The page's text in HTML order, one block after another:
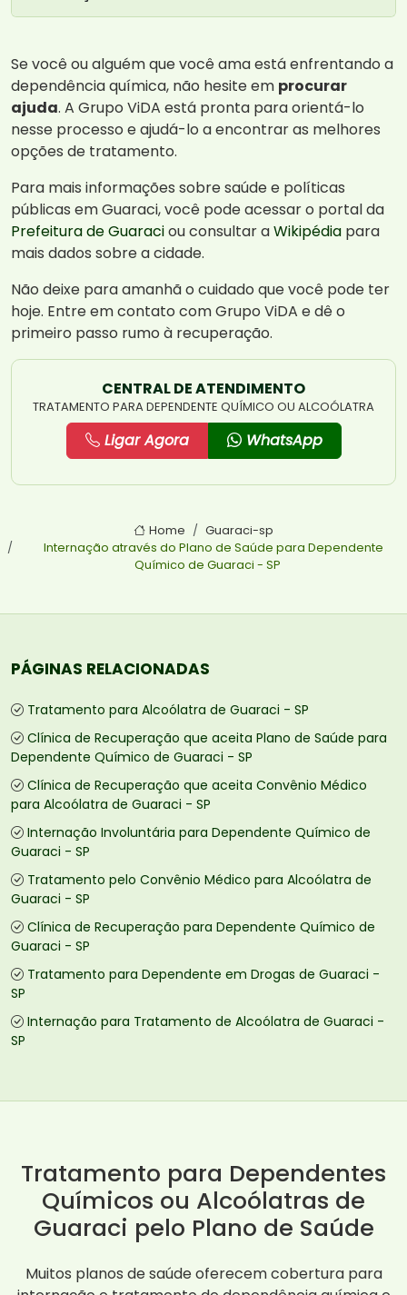
Se você ou alguém que você ama está enfrentando a
dependência química, não hesite em procurar
ajuda. A Grupo ViDA está pronta para orientá-lo
nesse processo e ajudá-lo a encontrar as melhores
opções de tratamento.
Para mais informações sobre saúde e políticas
públicas em Guaraci, você pode acessar o portal da
Prefeitura de Guaraciou consultar aWikipédia para
mais dados sobre a cidade.
Não deixe para amanhã o cuidado que você pode ter
hoje. Entre em contato com Grupo ViDA e dê o
primeiro passo rumo à recuperação.
CENTRAL DE ATENDIMENTO
TRATAMENTO PARA DEPENDENTE QUÍMICO OU ALCOÓLATRA
Ligar Agora WhatsApp
Home
Guaraci-sp
Internação através do Plano de Saúde para Dependente
Químico de Guaraci - SP
PÁGINAS RELACIONADAS
Tratamento para Alcoólatra de Guaraci - SP
Clínica de Recuperação que aceita Plano de Saúde para
Dependente Químico de Guaraci - SP
Clínica de Recuperação que aceita Convênio Médico
para Alcoólatra de Guaraci - SP
Internação Involuntária para Dependente Químico de
Guaraci - SP
Tratamento pelo Convênio Médico para Alcoólatra de
Guaraci - SP
Clínica de Recuperação para Dependente Químico de
Guaraci - SP
Tratamento para Dependente em Drogas de Guaraci -
SP
Internação para Tratamento de Alcoólatra de Guaraci -
SP
Tratamento para Dependentes
Químicos ou Alcoólatras de
Guaraci pelo Plano de Saúde
Muitos planos de saúde oferecem cobertura para